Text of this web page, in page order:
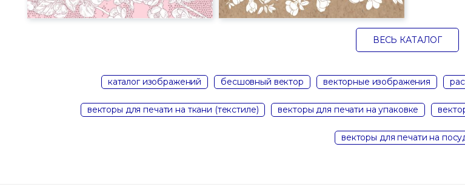
ВЕСЬ КАТАЛОГ
каталог изображений бесшовный вектор векторные изображения
векторы для печати на ткани (текстиле) векторы для печати на упаковке
векторы для печати на